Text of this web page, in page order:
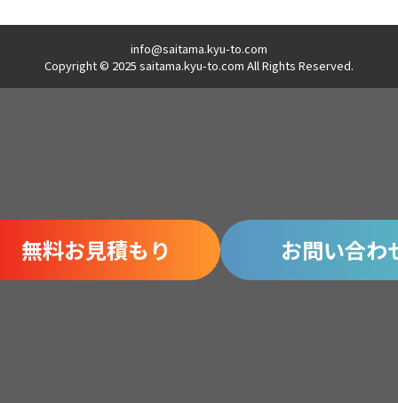
info@saitama.kyu-to.com
Copyright © 2025 saitama.kyu-to.com All Rights Reserved.
無料お見積もり お問い合わ